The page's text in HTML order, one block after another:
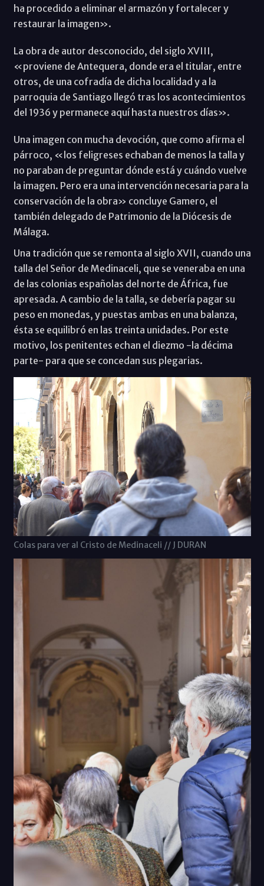
ha procedido a eliminar el armazón y fortalecer y
restaurar la imagen».
La obra de autor desconocido, del siglo XVIII,
«proviene de Antequera, donde era el titular, entre
otros, de una cofradía de dicha localidad y a la
parroquia de Santiago llegó tras los acontecimientos
del 1936 y permanece aquí hasta nuestros días».
Una imagen con mucha devoción, que como afirma el
párroco, «los feligreses echaban de menos la talla y
no paraban de preguntar dónde está y cuándo vuelve
la imagen. Pero era una intervención necesaria para la
conservación de la obra» concluye Gamero, el
también delegado de Patrimonio de la Diócesis de
Málaga.
Una tradición que se remonta al siglo XVII, cuando una
talla del Señor de Medinaceli, que se veneraba en una
de las colonias españolas del norte de África, fue
apresada. A cambio de la talla, se debería pagar su
peso en monedas, y puestas ambas en una balanza,
ésta se equilibró en las treinta unidades. Por este
motivo, los penitentes echan el diezmo -la décima
parte- para que se concedan sus plegarias.
Colas para ver al Cristo de Medinaceli // J DURAN